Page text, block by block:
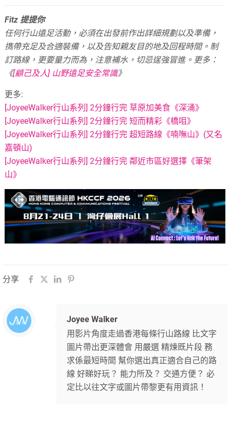
Fitz 提提你
任何行山遠足活動，必須在出發前作出詳細規劃以及準備，
擕帶充足及合適裝備，以及告知親友目的地及回程時間。 制
訂路線，更要量力而為，注意補水，切忌逞強冒進。 更多：
《[顧己及人] 山野遠足安全常識》
更多:
[JoyeeWalker行山系列] 2分鐘行完 草原加美食《深涌》
[JoyeeWalker行山系列] 2分鐘行完 短而精彩《橋咀》
[JoyeeWalker行山系列] 2分鐘行完 超短路線《喃嘸山》(又名
嘉頓山)
[JoyeeWalker行山系列] 2分鐘行完 鄰近市區好選擇《筆架
山》
分享
Joyee Walker
用影片角度走過香港每條行山路線 比文字
圖片帶出更深體會 用嚴選 精煉既片段 務
求係最短時間 幫你選出真正適合自己的路
線 好睇好玩？ 能力所及？ 交通方便？ 必
定比以往文字或圖片帶黎更有用資訊！